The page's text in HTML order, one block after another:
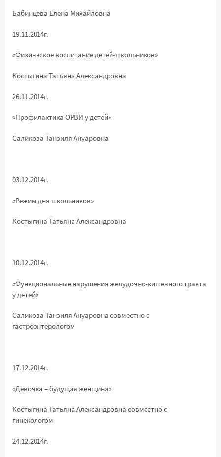
Бабинцева Елена Михайловна
19.11.2014г.
«Физическое воспитание детей-школьников»
Костыгина Татьяна Александровна
26.11.2014г.
«Профилактика ОРВИ у детей»
Саликова Танзиля Ануаровна
03.12.2014г.
«Режим дня школьников»
Костыгина Татьяна Александровна
10.12.2014г.
«Функциональные нарушения желудочно-кишечного тракта
у детей»
Саликова Танзиля Ануаровна совместно с
гастроэнтерологом
17.12.2014г.
«Девочка – будущая женщина»
Костыгина Татьяна Александровна совместно с
гинекологом
24.12.2014г.